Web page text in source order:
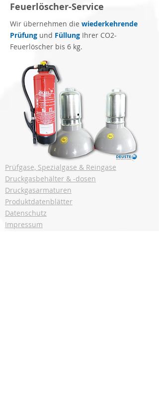
Feuerlöscher-Service
Wir übernehmen die wiederkehrende
Prüfung und Füllung Ihrer CO2-
Feuerlöscher bis 6 kg.
Prüfgase, Spezialgase & Reingase
Druckgasbehälter & -dosen
Druckgasarmaturen
Produktdatenblätter
Datenschutz
Impressum